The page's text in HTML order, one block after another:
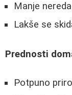
Manje
Lakše se
Prednosti
Potpuno